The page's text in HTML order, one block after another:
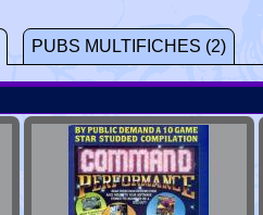
PUBS MULTIFICHES (2)